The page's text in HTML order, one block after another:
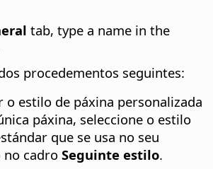
tab, type a name in the
procedementos seguintes:
o estilo de páxina personalizada
páxina, seleccione o estilo
que se usa no seu
no cadro Seguinte estilo.